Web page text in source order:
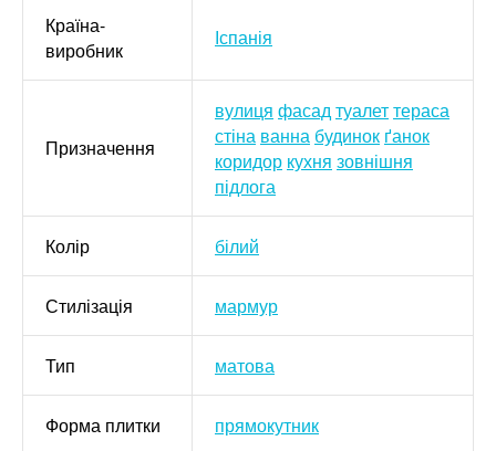
Країна-
виробник
Іспанія
Призначення
вулиця фасадтуалеттераса
стіна ванна будинок ґанок
коридор кухня зовнішня
підлога
Колір білий
Стилізація мармур
Тип матова
Форма плитки прямокутник